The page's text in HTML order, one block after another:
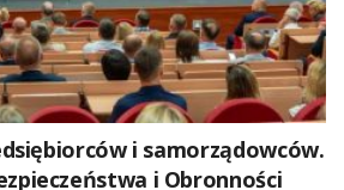
i samorządowców.
i Obronności